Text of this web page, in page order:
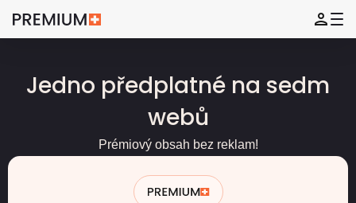
Jedno předplatné na sedm
webů
Prémiový obsah bez reklam!